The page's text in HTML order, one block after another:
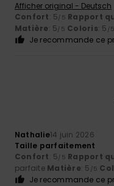
Afficher original - Deutsch
Confort: 5/5 Rapport
Matière: 5/5 Coloris: 5 /5
Je recommande ce
Nathalie14 juin 2026
Taille parfaitement
Confort: 5/5 Rapport
parfaite Matière: 5 /5
Je recommande ce